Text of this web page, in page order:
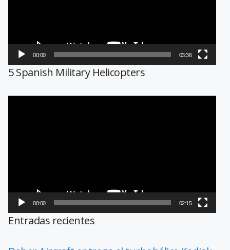
00:00 03:36
5 Spanish Military Helicopters
00:00 02:15
Entradas recientes